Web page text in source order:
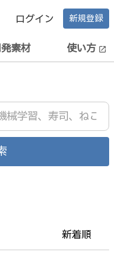
ログイン 新規登録
素材 使い方 open_in_new
新着順